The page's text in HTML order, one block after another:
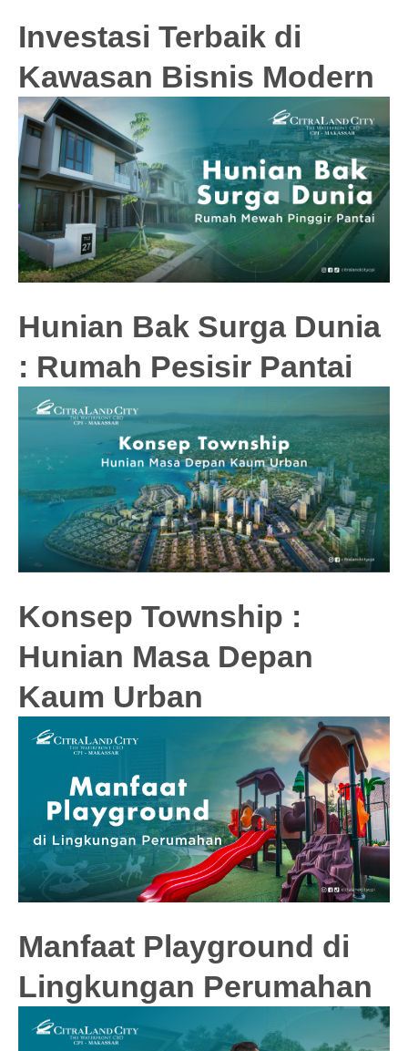
Investasi Terbaik di
Kawasan Bisnis Modern
Hunian Bak Surga Dunia
: Rumah Pesisir Pantai
Konsep Township :
Hunian Masa Depan
Kaum Urban
Manfaat Playground di
Lingkungan Perumahan